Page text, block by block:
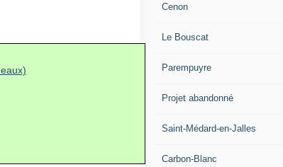
Cenon
Le Bouscat
Parempuyre
Projet abandonné
Saint-Médard-en-Jalles
Carbon-Blanc